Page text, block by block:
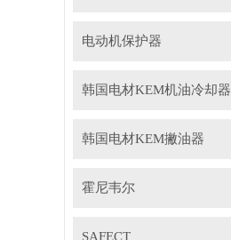
电动机保护器
韩国电材KEM机油冷却器
韩国电材KEM撇油器
霍尼韦尔
SAFECT